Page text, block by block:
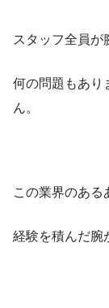
スタッフ全員が
何の問題もあり
ん。
この業界のある
経験を積んだ腕